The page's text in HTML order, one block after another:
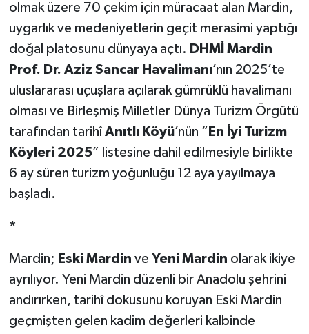
olmak üzere 70 çekim için müracaat alan Mardin,
uygarlık ve medeniyetlerin geçit merasimi yaptığı
doğal platosunu dünyaya açtı. DHMİ Mardin
Prof. Dr. Aziz Sancar Havalimanı’nın 2025’te
uluslararası uçuşlara açılarak gümrüklü havalimanı
olması ve Birleşmiş Milletler Dünya Turizm Örgütü
tarafından tarihîAnıtlı Köyü’nün “ En İyi Turizm
Köyleri 2025” listesine dahil edilmesiyle birlikte
6 ay süren turizm yoğunluğu 12 aya yayılmaya
başladı.
*
Mardin; Eski Mardin ve Yeni Mardin olarak ikiye
ayrılıyor. Yeni Mardin düzenli bir Anadolu şehrini
andırırken, tarihî dokusunu koruyan Eski Mardin
geçmişten gelen kadîm değerleri kalbinde